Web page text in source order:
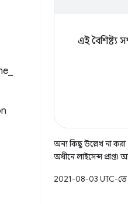
এই
অন্য কিছু উল্লেখ না করা
অধীনে লাইসেন্স
2021-08-03 UTC-তে